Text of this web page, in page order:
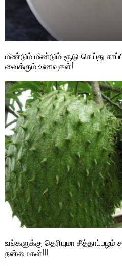
மீண்டும் மீண்டும் சூடு செய்து
வைக்கும் உணவுகள்!
உங்களுக்கு தெரியுமா சீத்தாப்பழம்
நன்மைகள்!!!